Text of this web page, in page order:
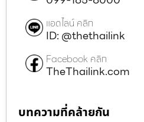
แอดไลน์ คลิก
ID: @thethailink
Facebook คลิก
TheThailink.com
บทความที่คล้ายกัน